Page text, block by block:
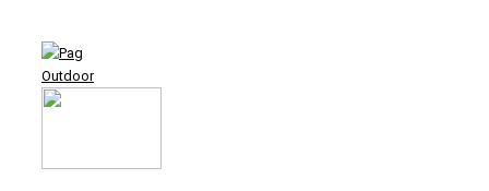
springen